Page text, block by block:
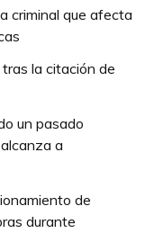
criminal que afecta
la citación de
un pasado
a
de
durante